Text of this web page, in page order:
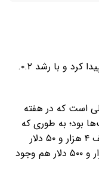
اونس طلا در بازار جهانی باز هم افزایش پیدا کرد و با رشد ۰.۲.
است که در هفته
بود؛ به طوری که
برخی تحلیلگران پیش‌بینی می‌کردند اگر کف ۴ هزار و ۵۰ دلار
شکسته شود، احتمال ریزش تا کانال ۳ هزار و ۵۰۰ دلار هم وجود